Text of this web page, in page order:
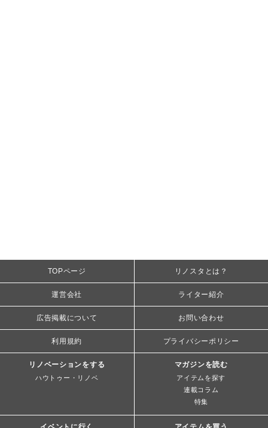
TOPページ リノスタとは？
運営会社 ライター紹介
広告掲載について お問い合わせ
利用規約 プライバシーポリシー
リノベーションをする
ハウトゥー・リノベ
マガジンを読む
アイテムを探す
連載コラム
特集